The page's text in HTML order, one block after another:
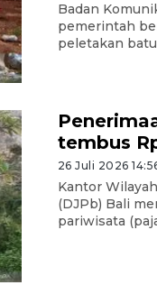
Badan
pemerintah
peletakan
tembus
26 Juli 2026
Kantor
(DJPb) Bali
pariwisata